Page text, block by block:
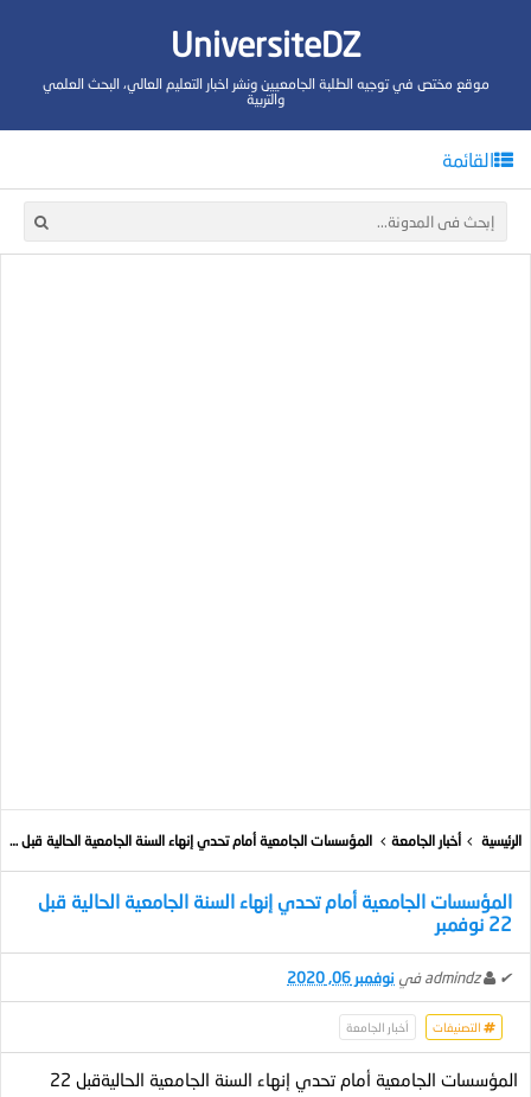
UniversiteDZ
موقع مختص في توجيه الطلبة الجامعيين ونشر اخبار التعليم العالي، البحث العلمي
والتربية
القائمة
الرئيسية أخبار الجامعة المؤسسات الجامعية أمام تحدي إنهاء السنة الجامعية الحالية قبل 22 نوفمبر
المؤسسات الجامعية أمام تحدي إنهاء السنة الجامعية الحالية قبل
22 نوفمبر
✔
admindz في نوفمبر 06, 2020
التصنيفات أخبار الجامعة
المؤسسات الجامعية أمام تحدي إنهاء السنة الجامعية الحاليةقبل 22